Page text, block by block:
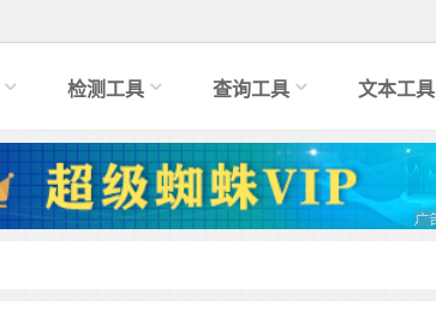
检测工具 查询工具 文本工具